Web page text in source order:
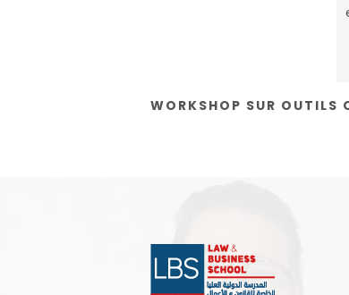
WORKSHOP SUR OUTILS